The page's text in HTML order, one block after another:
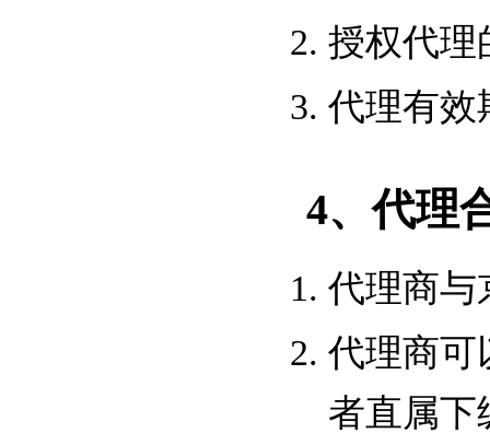
授权代理
代理有效
4、代理
代理商与
代理商可
者直属下